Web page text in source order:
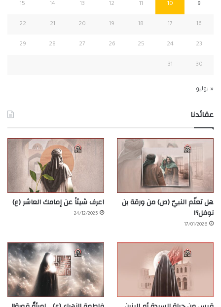
9
10
11
12
13
14
15
16
17
18
19
20
21
22
23
24
25
26
27
28
29
30
31
« يوليو
عقائدنا
هل تعلّم النبيّ (ص) من ورقة بن
نوفل؟!
17/01/2026
اعرف شيئاً عن إمامك العاشر (ع)
24/12/2025